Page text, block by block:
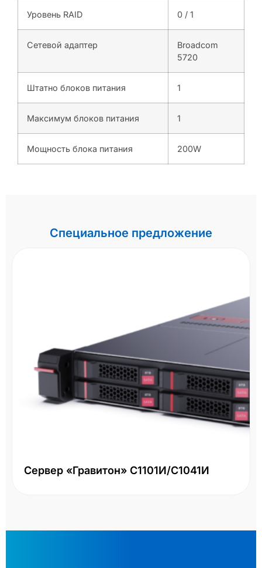
Уровень RAID 0 / 1
Сетевой адаптер
Broadcom
5720
Штатно блоков питания 1
Максимум блоков питания 1
Мощность блока питания 200W
Специальное предложение
Сервер «Гравитон» С1101И/С1041И